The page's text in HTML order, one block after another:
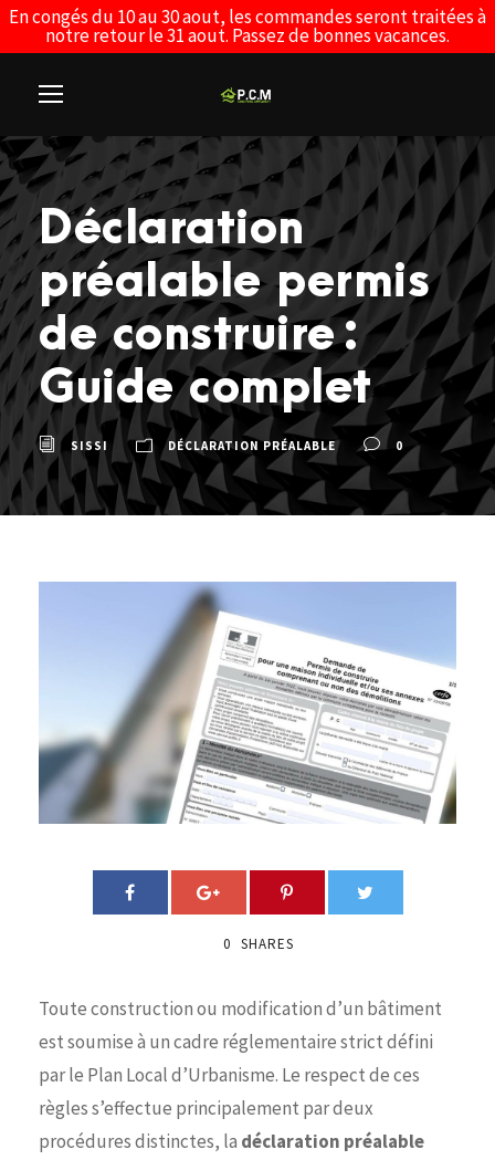
En congés du 10 au 30 aout, les commandes seront traitées à
notre retour le 31 aout. Passez de bonnes vacances.
Déclaration
préalable permis
de construire :
Guide complet
SISSI DÉCLARATION PRÉALABLE 0
0 SHARES
Toute construction ou modification d’un bâtiment
est soumise à un cadre réglementaire strict défini
par le Plan Local d’Urbanisme. Le respect de ces
règles s’effectue principalement par deux
procédures distinctes, la déclaration préalable